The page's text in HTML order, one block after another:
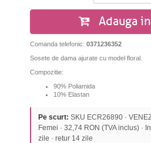
Adauga
Comanda telefonic: 0371236352
Sosete de dama ajurate cu model floral.
Compozitie:
90% Poliamida
10% Elastan
Pe scurt: SKU ECR26890 ·
Femei · 32,74 RON (TVA inclus) ·
zile · retur 14 zile